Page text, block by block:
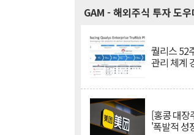
GAM - 해외주식 투자 도우
퀄리스 52
관리 체계
[홍콩 대
'폭발적 성